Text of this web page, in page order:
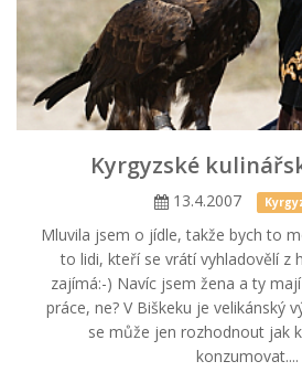
Kyrgyzské
13.4.2007
Mluvila jsem o jídle, takže bych to
to lidi, kteří se vrátí vyhladovělí z
zajímá:-) Navíc jsem žena a ty
práce, ne? V Biškeku je velikánský
se může jen rozhodnout jak
konzumovat....